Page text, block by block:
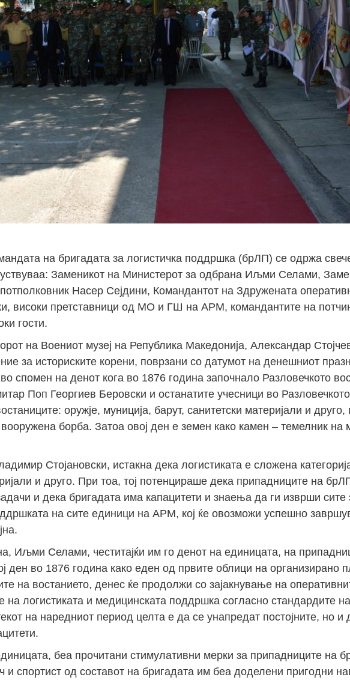
на бригадата за логистичка поддршка (брЛП) се одржа
Заменикот на Министерот за одбрана Иљми Селами,
Насер Сејдини, Командантот на Здружената
високи претставници од МО и ГШ на АРМ, командантите на
гости.
на Воениот музеј на Република Македонија, Александар
за историските корени, поврзани со датумот на денешниот
спомен на денот кога во 1876 година започнало Разловечкото
Поп Георгиев Беровски и останатите учесници во
оружје, муниција, барут, санитетски материјали и друго,
борба. Затоа овој ден е земен како камен – темелник на
Стојановски, истакна дека логистиката е сложена
и друго. При тоа, тој потенцираше дека припадниците на
и дека бригадата има капацитети и знаења да ги изврши сите
на сите единици на АРМ, кој ќе овозможи успешно
Иљми Селами, честитајќи им го денот на единицата, на
ден во 1876 година како еден од првите облици на организирано
на востанието, денес ќе продолжи со зајакнување на
логистиката и медицинската поддршка согласно стандардите
на наредниот период целта е да се унапредат постојните, но и
беа прочитани стимулативни мерки за припадниците на
и спортист од составот на бригадата им беа доделени пригодни
Јан
14
Мај
27
Јан
7
Мај
40
Јан
9
Мај
24
Јан
4
Мај
19
Јан
11
Мај
18
Јан
12
Мај
19
Јан
16
Мај
38
Јан
9
Мај
42
Јан
13
Мај
24
Јан
6
Мај
21
Јан
16
Мај
30
Јан
11
Мај
31
Јан
0
Мај
15